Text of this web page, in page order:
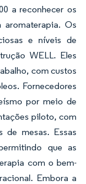
a reconhecer os
Os
e níveis de
WELL. Eles
com custos
Fornecedores
por meio de
piloto, com
de mesas. Essas
que as
com o bem-
Embora a